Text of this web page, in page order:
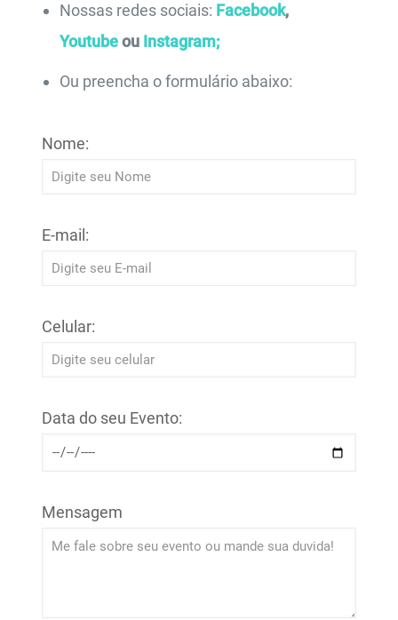
Nossas redes sociais: Facebook,
Youtubeou Instagram;
Ou preencha o formulário abaixo:
Nome:
E-mail:
Celular:
Data do seu Evento:
Mensagem